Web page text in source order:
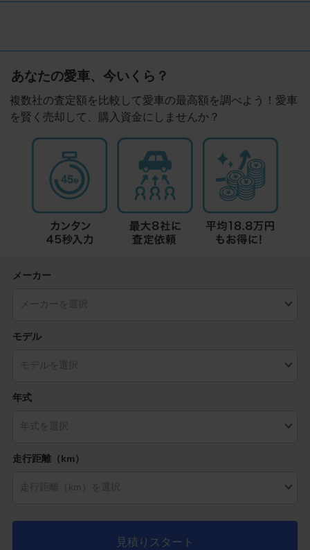
あなたの愛車、今いくら？
複数社の査定額を比較して愛車の最高額を調べよう！愛車
を賢く売却して、購入資金にしませんか？
メーカー
モデル
年式
走行距離（km）
見積りスタート